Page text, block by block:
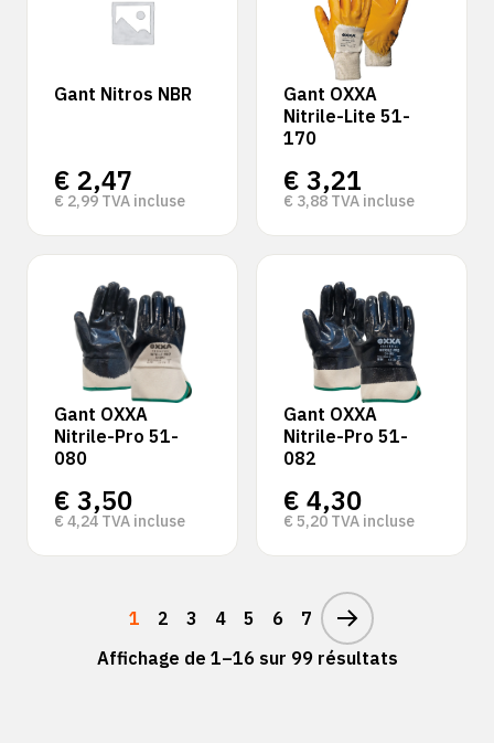
Gant Nitros NBR
€ 2,47
€ 2,99 TVA incluse
Gant OXXA
Nitrile-Lite 51-
170
€ 3,21
€ 3,88 TVA incluse
Gant OXXA
Nitrile-Pro 51-
080
€ 3,50
€ 4,24 TVA incluse
Gant OXXA
Nitrile-Pro 51-
082
€ 4,30
€ 5,20 TVA incluse
1 2 3 4 5 6
7
Affichage de 1–16 sur 99 résultats